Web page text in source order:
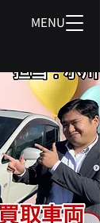
MENU